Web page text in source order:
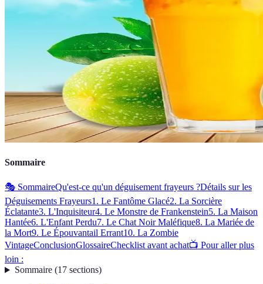
Sommaire
🎭 SommaireQu'est-ce qu'un déguisement frayeurs ?Détails sur les
Déguisements Frayeurs1. Le Fantôme Glacé2. La Sorcière
Éclatante3. L'Inquisiteur4. Le Monstre de Frankenstein5. La Maison
Hantée6. L'Enfant Perdu7. Le Chat Noir Maléfique8. La Mariée de
la Mort9. Le Épouvantail Errant10. La Zombie
VintageConclusionGlossaireChecklist avant achat📺 Pour aller plus
loin :
Sommaire(17 sections)